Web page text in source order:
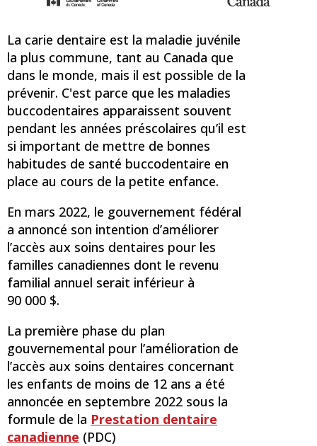
La carie dentaire est la maladie juvénile
la plus commune, tant au Canada que
dans le monde, mais il est possible de la
prévenir. C'est parce que les maladies
buccodentaires apparaissent souvent
pendant les années préscolaires qu’il est
si important de mettre de bonnes
habitudes de santé buccodentaire en
place au cours de la petite enfance.
En mars 2022, le gouvernement fédéral
a annoncé son intention d’améliorer
l’accès aux soins dentaires pour les
familles canadiennes dont le revenu
familial annuel serait inférieur à
90 000 $.
La première phase du plan
gouvernemental pour l’amélioration de
l’accès aux soins dentaires concernant
les enfants de moins de 12 ans a été
annoncée en septembre 2022 sous la
formule de la Prestation dentaire
canadienne (PDC)